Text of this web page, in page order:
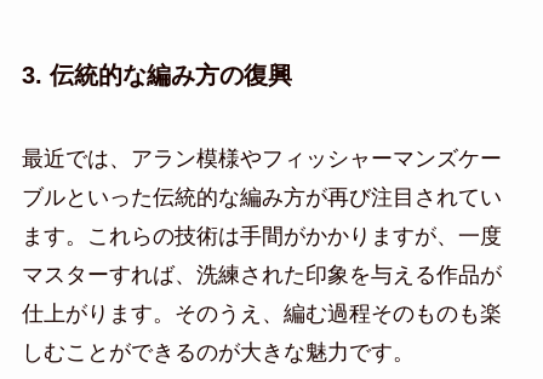
3. 伝統的な編み方の復興
最近では、アラン模様やフィッシャーマンズケー
ブルといった伝統的な編み方が再び注目されてい
ます。これらの技術は手間がかかりますが、一度
マスターすれば、洗練された印象を与える作品が
仕上がります。そのうえ、編む過程そのものも楽
しむことができるのが大きな魅力です。